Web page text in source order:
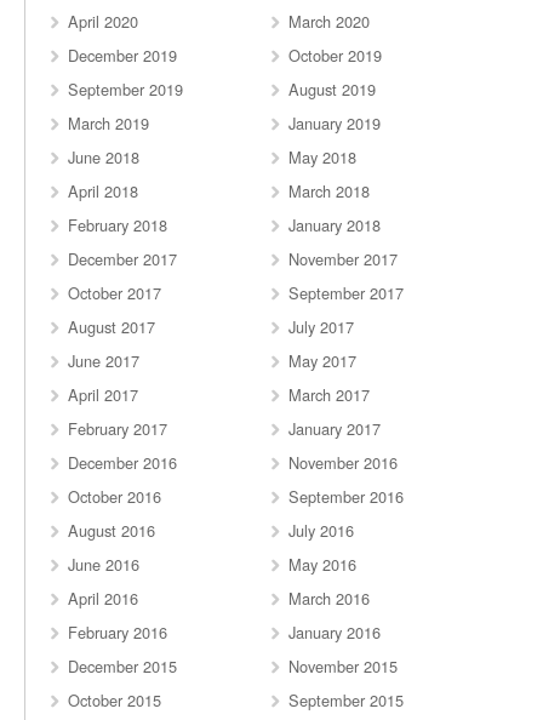
April 2020
March 2020
December 2019
October 2019
September 2019
August 2019
March 2019
January 2019
June 2018
May 2018
April 2018
March 2018
February 2018
January 2018
December 2017
November 2017
October 2017
September 2017
August 2017
July 2017
June 2017
May 2017
April 2017
March 2017
February 2017
January 2017
December 2016
November 2016
October 2016
September 2016
August 2016
July 2016
June 2016
May 2016
April 2016
March 2016
February 2016
January 2016
December 2015
November 2015
October 2015
September 2015